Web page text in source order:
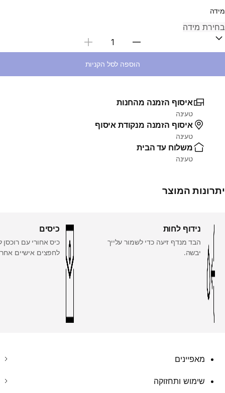
מידה
בחירת כמות
הוספה לסל הקניות
איסוף הזמנה מהחנות
טעינה
איסוף הזמנה מנקודת איסוף
טעינה
משלוח עד הבית
טעינה
יתרונות המוצר
נידוף לחות
הבד מנדף זיעה כדי לשמור עלייך
יבשה.
כיסים
כיס אחורי עם
לחפצים אישיים
מאפיינים
שימוש ותחזוקה